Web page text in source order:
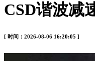
CSD谐波减
[ 时间：2026-08-06 16:20:05 ]